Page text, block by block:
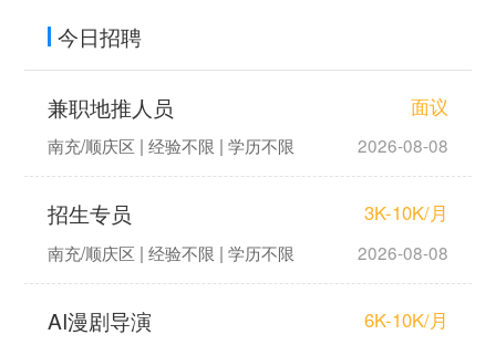
今日招聘
兼职地推人员 面议
南充/顺庆区 | 经验不限 | 学历不限 2026-08-08
招生专员 3K-10K/月
南充/顺庆区 | 经验不限 | 学历不限 2026-08-08
AI漫剧导演 6K-10K/月